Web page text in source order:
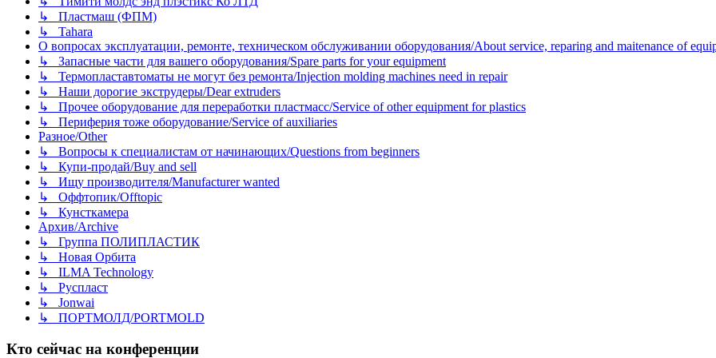
↳ Пластмаш (ФПМ)
↳ Tahara
О вопросах эксплуатации, ремонте, техническом обслуживании оборудования/About service, reparing and maitenance of
↳ Запасные части для вашего оборудования/Spare parts for your equipment
↳ Термопластавтоматы не могут без ремонта/Injection molding machines need in repair
↳ Наши дорогие экструдеры/Dear extruders
↳ Прочее оборудование для переработки пластмасс/Service of other equipment for plastics
↳ Периферия тоже оборудование/Service of auxiliaries
Разное/Other
↳ Вопросы к специалистам от начинающих/Questions from beginners
↳ Купи-продай/Buy and sell
↳ Ищу производителя/Manufacturer wanted
↳ Оффтопик/Offtopic
↳ Кунсткамера
Архив/Archive
↳ Группа ПОЛИПЛАСТИК
↳ Новая Орбита
↳ ILMA Technology
↳ Руспласт
↳ Jonwai
↳ ПОРТМОЛД/PORTMOLD
Кто сейчас на конференции